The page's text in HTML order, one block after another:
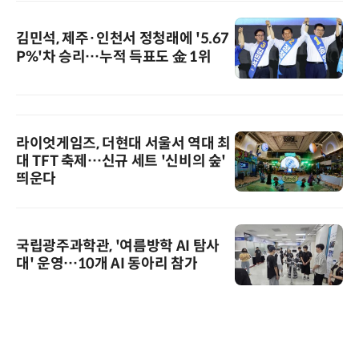
김민석, 제주·인천서 정청래에 '5.67
P%'차 승리…누적 득표도 金 1위
라이엇게임즈, 더현대 서울서 역대 최
대 TFT 축제…신규 세트 '신비의 숲'
띄운다
국립광주과학관, '여름방학 AI 탐사
대' 운영…10개 AI 동아리 참가